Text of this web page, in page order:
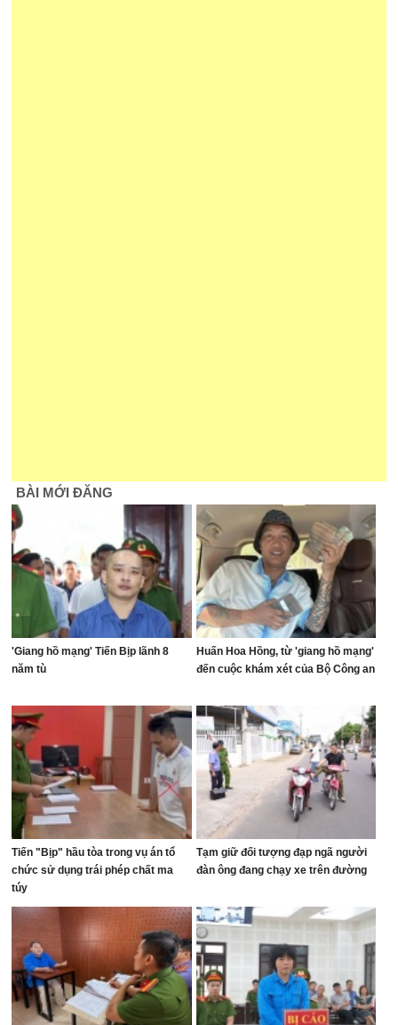
BÀI MỚI ĐĂNG
'Giang hồ mạng' Tiến Bịp lãnh 8
năm tù
Huấn Hoa Hồng, từ 'giang hồ mạng'
đến cuộc khám xét của Bộ Công an
Tiến "Bịp" hầu tòa trong vụ án tổ
chức sử dụng trái phép chất ma
túy
Tạm giữ đối tượng đạp ngã người
đàn ông đang chạy xe trên đường